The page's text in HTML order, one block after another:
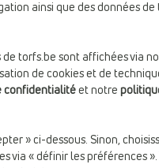
ainsi que des données de
torfs.be sont affichées via
de cookies et de
confidentialité et notre
» ci-dessous. Sinon,
via « définir les préférences